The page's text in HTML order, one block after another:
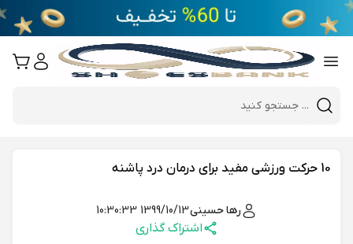
Mobile header search
e
10 حرکت ورزشی مفید برای درمان درد پاشنه
رها حسینی1399/10/13 10:30:33
اشتراک گذاری